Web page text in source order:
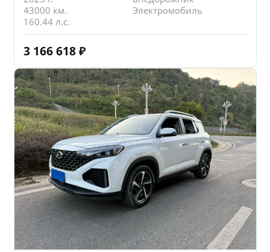
43000 км.
Электромобиль
160.44 л.с.
3 166 618 ₽